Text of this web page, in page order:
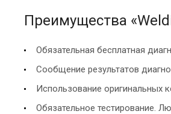
Преимущества
Обязательная бесплатная
Сообщение результатов
Использование оригинальных
Обязательное тестирование.